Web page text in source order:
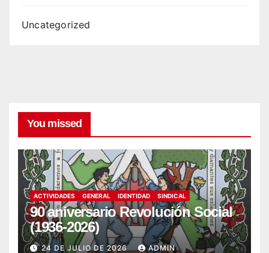
Uncategorized
You missed
ACTIVIDADES GENERAL IDENTIDAD SINDICAL
90 aniversario Revolución Social
(1936-2026)
24 DE JULIO DE 2026 ADMIN